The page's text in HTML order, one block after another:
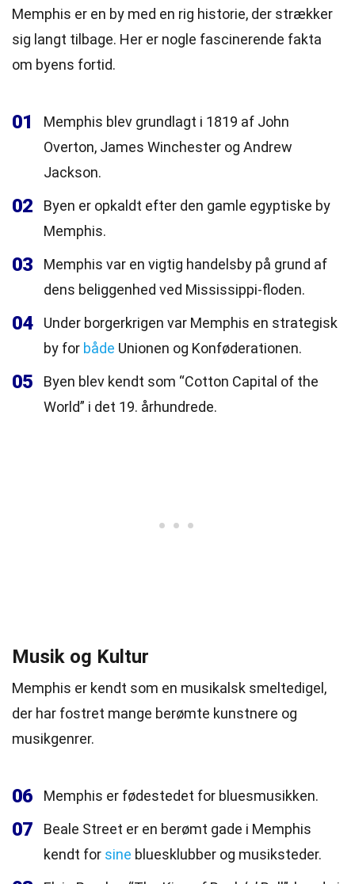
Memphis er en by med en rig historie, der strækker
sig langt tilbage. Her er nogle fascinerende fakta
om byens fortid.
01
Memphis blev grundlagt i 1819 af John
Overton, James Winchester og Andrew
Jackson.
02
Byen er opkaldt efter den gamle egyptiske by
Memphis.
03
Memphis var en vigtig handelsby på grund af
dens beliggenhed ved Mississippi-floden.
04
Under borgerkrigen var Memphis en strategisk
by for både Unionen og Konføderationen.
05
Byen blev kendt som “Cotton Capital of the
World” i det 19. århundrede.
Musik og Kultur
Memphis er kendt som en musikalsk smeltedigel,
der har fostret mange berømte kunstnere og
musikgenrer.
06 Memphis er fødestedet for bluesmusikken.
07
Beale Street er en berømt gade i Memphis
kendt for sine bluesklubber og musiksteder.